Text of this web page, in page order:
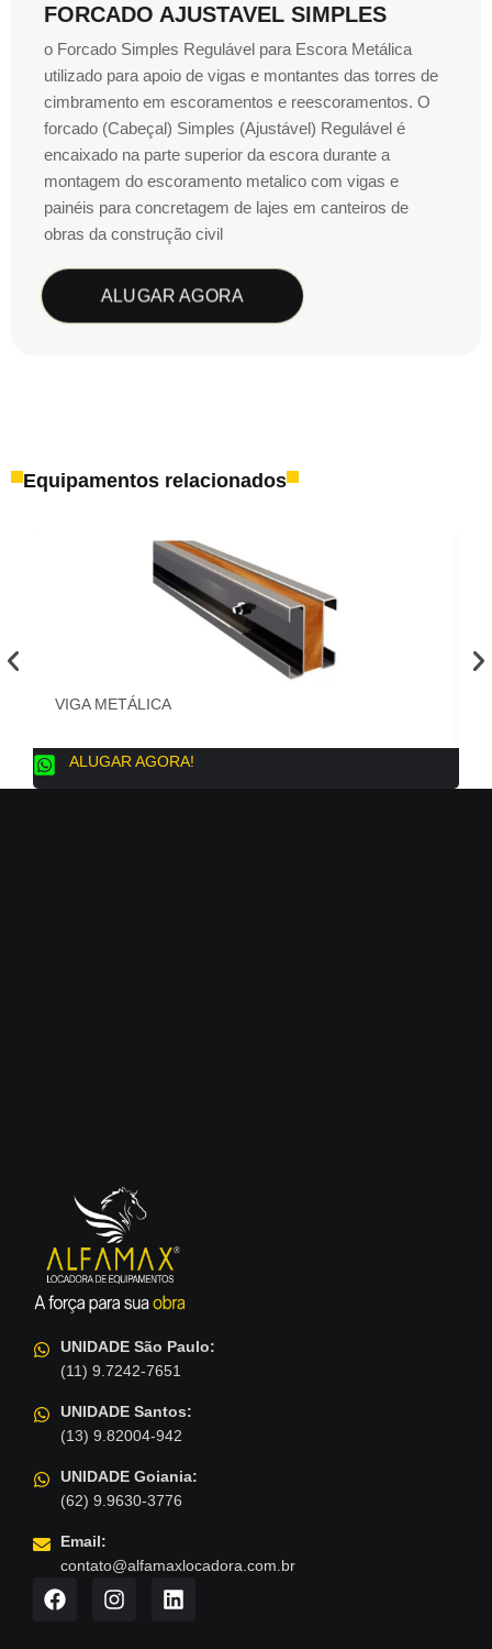
FORCADO AJUSTAVEL SIMPLES
o Forcado Simples Regulável para Escora Metálica
utilizado para apoio de vigas e montantes das torres de
cimbramento em escoramentos e reescoramentos. O
forcado (Cabeçal) Simples (Ajustável) Regulável é
encaixado na parte superior da escora durante a
montagem do escoramento metalico com vigas e
painéis para concretagem de lajes em canteiros de
obras da construção civil
ALUGAR AGORA
VIGA METÁLICA
ALUGAR AGORA!
Equipamentos relacionados
UNIDADE São Paulo:
(11) 9.7242-7651
UNIDADE Santos:
(13) 9.82004-942
UNIDADE Goiania:
(62) 9.9630-3776
Email:
contato@alfamaxlocadora.com.br